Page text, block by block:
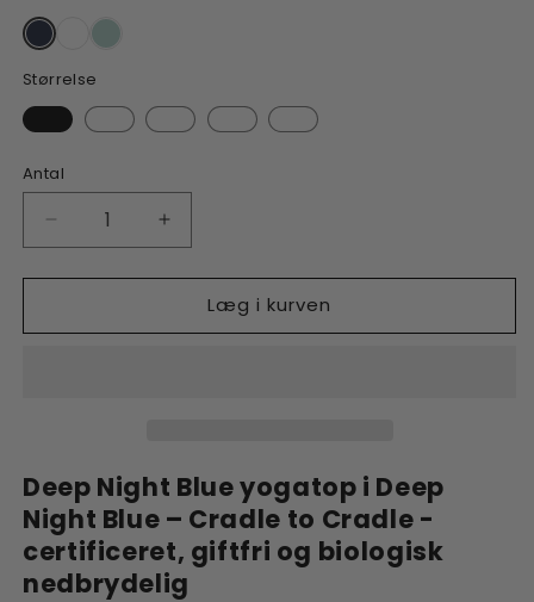
Størrelse
Antal
Reducer
antallet
for
Tank
Øg
antallet
for
Fresher
Tank
Læg i kurven
Deep Night Blue yogatop i Deep
Night Blue – Cradle to Cradle -
certificeret, giftfri og biologisk
nedbrydelig